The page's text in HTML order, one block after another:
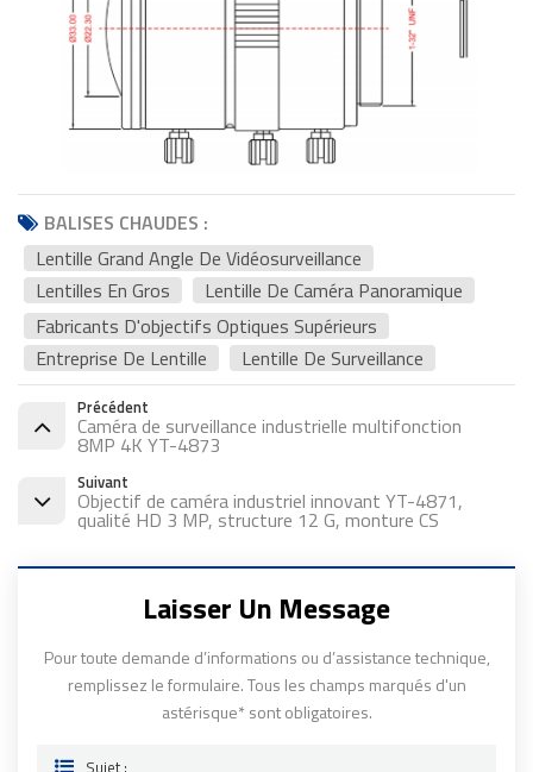
BALISES CHAUDES :
Lentille Grand Angle De Vidéosurveillance
Lentilles En Gros
Lentille De Caméra Panoramique
Fabricants D'objectifs Optiques Supérieurs
Entreprise De Lentille
Lentille De Surveillance
Précédent
Caméra de surveillance industrielle multifonction
8MP 4K YT-4873
Suivant
Objectif de caméra industriel innovant YT-4871,
qualité HD 3 MP, structure 12 G, monture CS
Laisser Un Message
Pour toute demande d’informations ou d’assistance technique,
remplissez le formulaire. Tous les champs marqués d'un
astérisque* sont obligatoires.